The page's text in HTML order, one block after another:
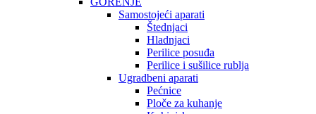
Samostojeći aparati
Štednjaci
Hladnjaci
Perilice posuđa
Perilice i sušilice rublja
Ugradbeni aparati
Pećnice
Ploče za kuhanje